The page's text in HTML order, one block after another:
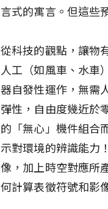
言式的寓言。但這些
從科技的觀點，讓物
人工（如風車、水車
器自發性運作，無需
彈性，自由度幾近於
的「無心」機件組合
示對環境的辨識能力
像，加上時空對應所
何計算表徵符號和影